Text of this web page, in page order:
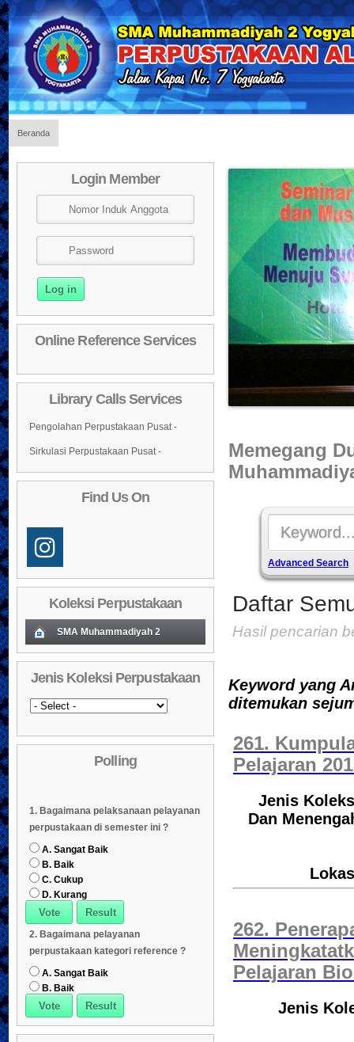
Beranda
Login Member
Online Reference Services
Library Calls Services
Pengolahan Perpustakaan Pusat -
Sirkulasi Perpustakaan Pusat -
Find Us On
Koleksi Perpustakaan
SMA Muhammadiyah 2
02 Daftar Koleksi Baru (Tgl.Input)
03 Daftar Koleksi (Pengarang)
04 Daftar Koleksi (Judul)
Daftar Koleksi (Subyek)
Dipinjam
07 Daftar Koleksi (Klasifikasi/ddc)
Jenis Koleksi Perpustakaan
Polling
1. Bagaimana pelaksanaan pelayanan
perpustakaan di semester ini ?
A. Sangat Baik
B. Baik
C. Cukup
D. Kurang
2. Bagaimana pelayanan
perpustakaan kategori reference ?
A. Sangat Baik
B. Baik
Memegang
Advanced Search
Daftar
Hasil pencarian
Keyword yang
ditemukan
261.
Pelajaran
Jenis
Dan
262.
Pelajaran
Jenis